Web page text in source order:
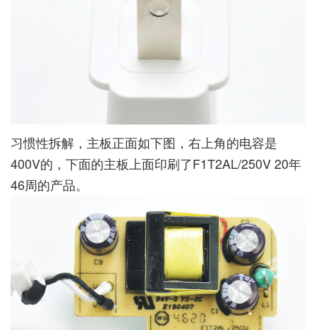
习惯性拆解，主板正面如下图，右上角的电容是
400V的，下面的主板上面印刷了F1T2AL/250V 20年
46周的产品。